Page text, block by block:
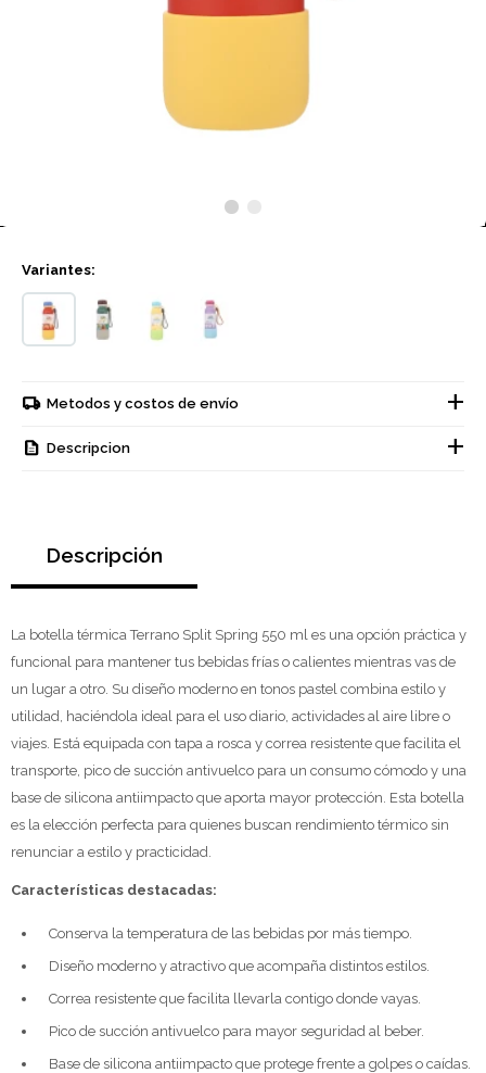
Variantes:
Metodos y costos de envío
Descripcion
Descripción
La botella térmica Terrano Split Spring 550 ml es una opción práctica y
funcional para mantener tus bebidas frías o calientes mientras vas de
un lugar a otro. Su diseño moderno en tonos pastel combina estilo y
utilidad, haciéndola ideal para el uso diario, actividades al aire libre o
viajes. Está equipada con tapa a rosca y correa resistente que facilita el
transporte, pico de succión antivuelco para un consumo cómodo y una
base de silicona antiimpacto que aporta mayor protección. Esta botella
es la elección perfecta para quienes buscan rendimiento térmico sin
renunciar a estilo y practicidad.
Características destacadas:
Conserva la temperatura de las bebidas por más tiempo.
Diseño moderno y atractivo que acompaña distintos estilos.
Correa resistente que facilita llevarla contigo donde vayas.
Pico de succión antivuelco para mayor seguridad al beber.
Base de silicona antiimpacto que protege frente a golpes o caídas.